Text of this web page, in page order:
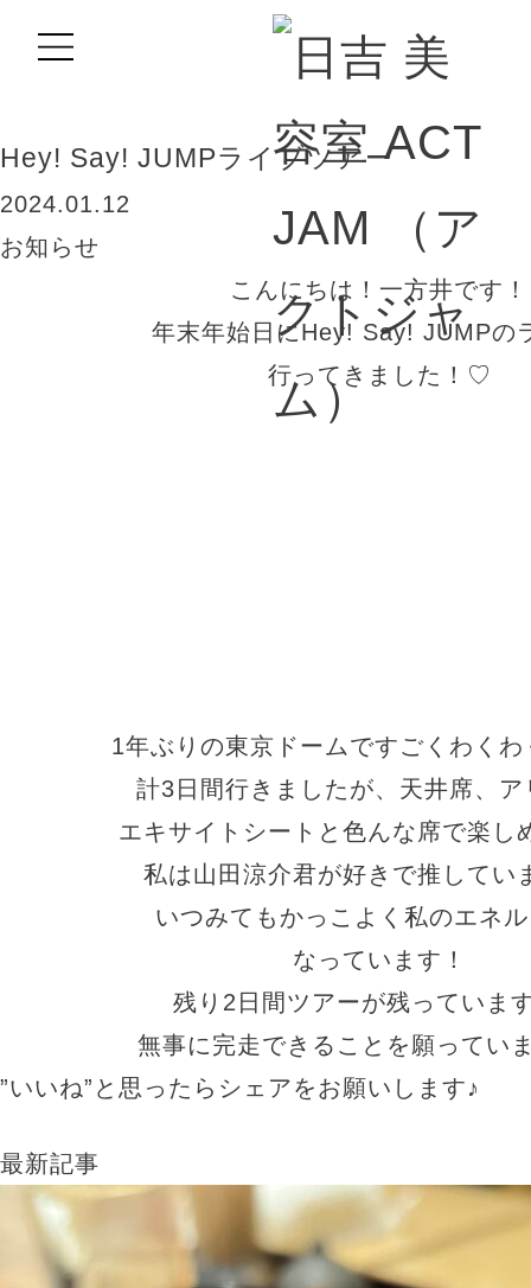
BLOG
Hey! Say! JUMPライブツアー
2024.01.12
お知らせ
こんにちは！一方井です！
年末年始日にHey! Say! JUMPの
行ってきました！♡
1年ぶりの東京ドームですごくわくわ
計3日間行きましたが、天井席、ア
エキサイトシートと色んな席で楽し
私は山田涼介君が好きで推してい
いつみてもかっこよく私のエネ
なっています！
残り2日間ツアーが残っていま
無事に完走できることを願ってい
”いいね”と思ったらシェアをお願いします♪
最新記事